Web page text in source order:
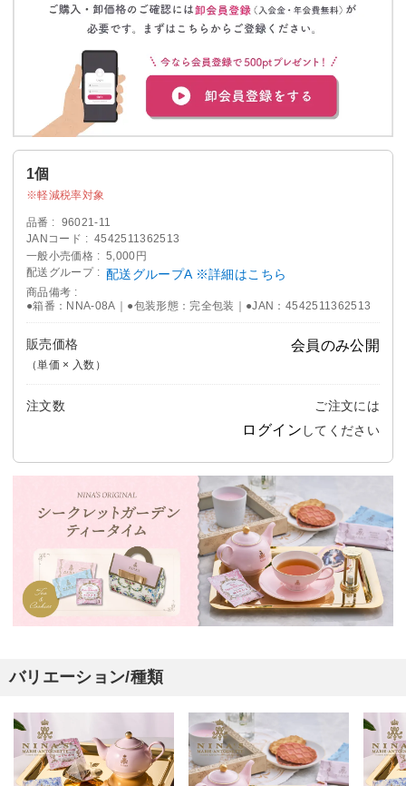
1個
軽減税率対象
品番
96021-11
JANコード
4542511362513
一般小売価格
5,000円
配送グループ
配送グループA ※詳細はこちら
商品備考
●箱番：NNA-08A｜●包装形態：完全包装｜●JAN：4542511362513
販売価格
（単価 × 入数）
会員のみ公開
注文数 ご注文には
ログイン してください
バリエーション/種類